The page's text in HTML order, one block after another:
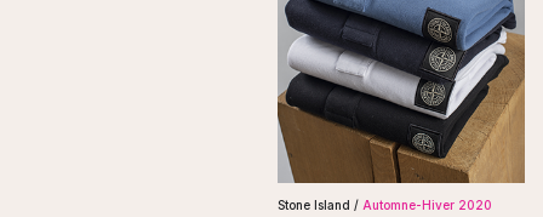
Stone Island / Automne-Hiver 2020